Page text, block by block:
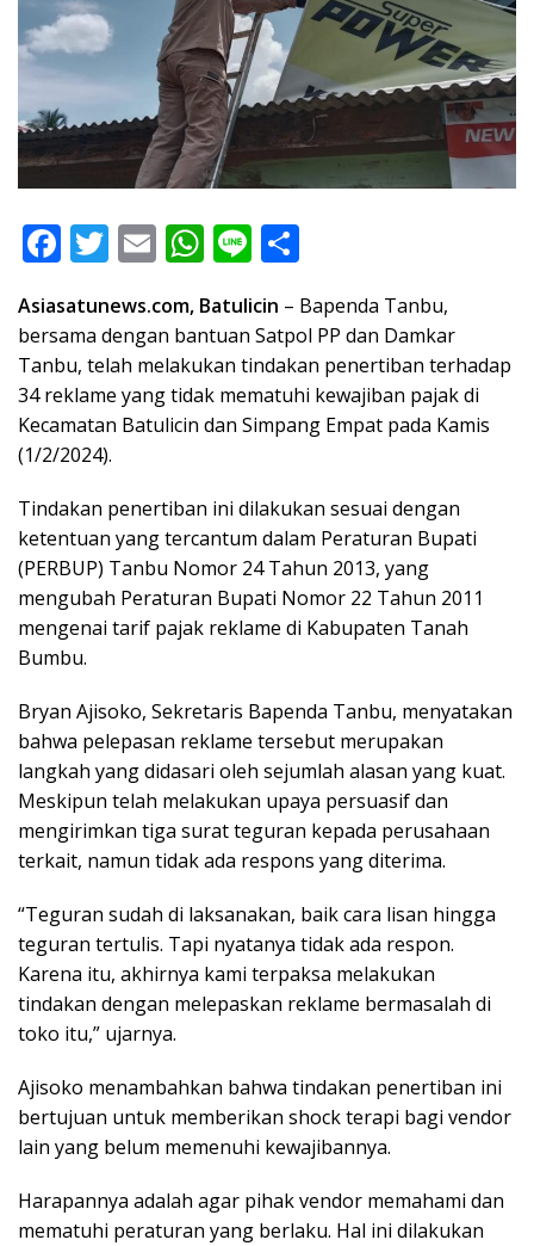
F
e
b
o
o
k
T
itt
er
E
ai
l
W
at
s
A
p
Li
e ar
e
Asiasatunews.com, Batulicin – Bapenda Tanbu,
bersama dengan bantuan Satpol PP dan Damkar
Tanbu, telah melakukan tindakan penertiban terhadap
34 reklame yang tidak mematuhi kewajiban pajak di
Kecamatan Batulicin dan Simpang Empat pada Kamis
(1/2/2024).
Tindakan penertiban ini dilakukan sesuai dengan
ketentuan yang tercantum dalam Peraturan Bupati
(PERBUP) Tanbu Nomor 24 Tahun 2013, yang
mengubah Peraturan Bupati Nomor 22 Tahun 2011
mengenai tarif pajak reklame di Kabupaten Tanah
Bumbu.
Bryan Ajisoko, Sekretaris Bapenda Tanbu, menyatakan
bahwa pelepasan reklame tersebut merupakan
langkah yang didasari oleh sejumlah alasan yang kuat.
Meskipun telah melakukan upaya persuasif dan
mengirimkan tiga surat teguran kepada perusahaan
terkait, namun tidak ada respons yang diterima.
“Teguran sudah di laksanakan, baik cara lisan hingga
teguran tertulis. Tapi nyatanya tidak ada respon.
Karena itu, akhirnya kami terpaksa melakukan
tindakan dengan melepaskan reklame bermasalah di
toko itu,” ujarnya.
Ajisoko menambahkan bahwa tindakan penertiban ini
bertujuan untuk memberikan shock terapi bagi vendor
lain yang belum memenuhi kewajibannya.
Harapannya adalah agar pihak vendor memahami dan
mematuhi peraturan yang berlaku. Hal ini dilakukan